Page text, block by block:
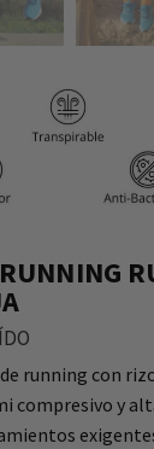
running con
compresivo y